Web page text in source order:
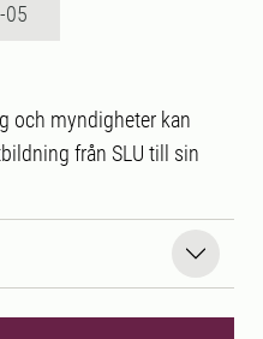
05
och myndigheter kan
från SLU till sin